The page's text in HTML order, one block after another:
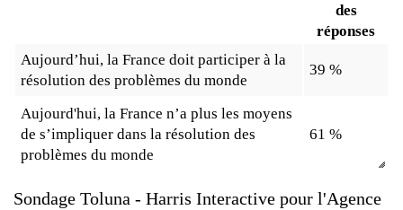
des
réponses
Aujourd’hui, la France doit participer à la
résolution des problèmes du monde
39 %
Aujourd'hui, la France n’a plus les moyens
de s’impliquer dans la résolution des
problèmes du monde
61 %
Sondage Toluna - Harris Interactive pour l'Agence